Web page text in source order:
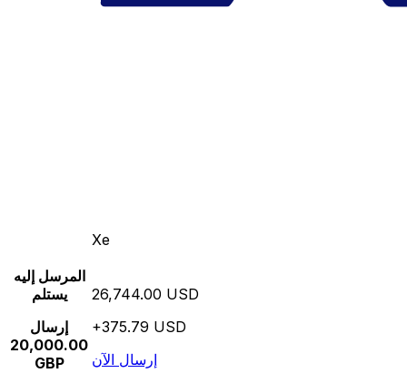
Xe
المرسل إليه
يستلم
إرسال
20,000.00
GBP
26,744.00 USD
+375.79 USD
إرسال الآن